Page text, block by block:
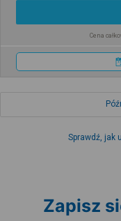
Cena
Sprawdź, jak
Zapisz